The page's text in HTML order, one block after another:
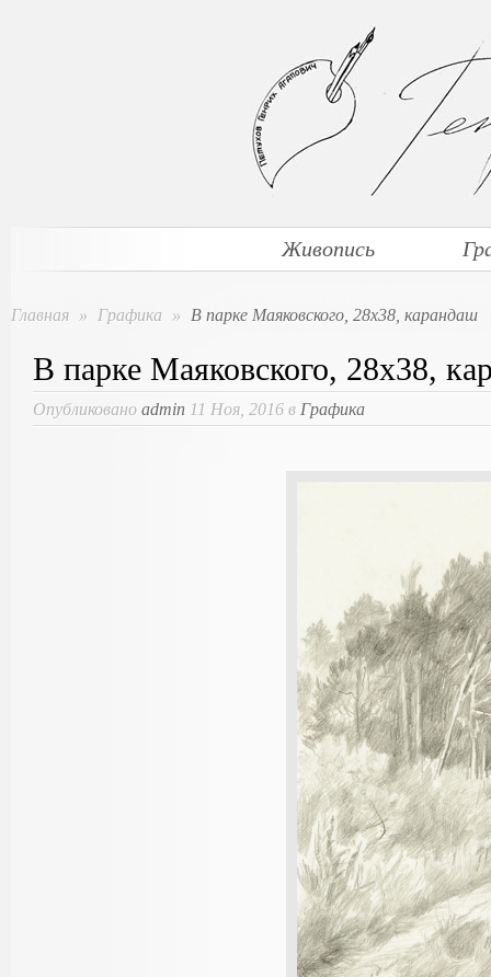
Живопись
Главная » Графика » В парке Маяковского, 28х38, карандаш
В парке Маяковского, 28х38,
Опубликовано admin 11 Ноя, 2016 в Графика